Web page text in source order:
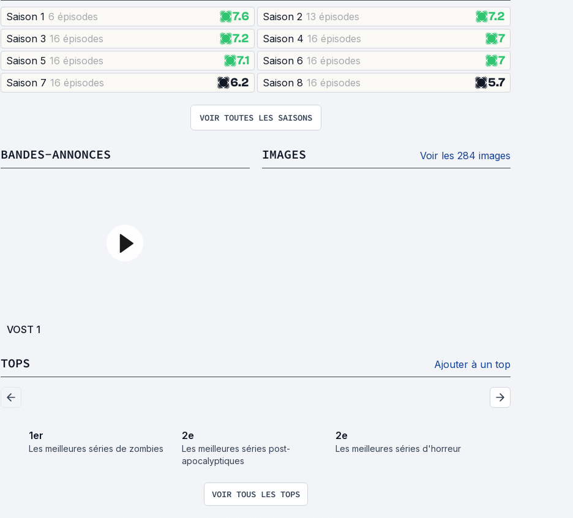
Saison 1 6 épisodes 7.6 Saison 2 13 épisodes 7.2
Saison 3 16 épisodes 7.2 Saison 4 16 épisodes 7
Saison 5 16 épisodes 7.1 Saison 6 16 épisodes 7
Saison 7 16 épisodes 6.2 Saison 8 16 épisodes 5.7
VOIR TOUTES LES SAISONS
BANDES-ANNONCES
VOST 1
IMAGES Voir les 284 images
TOPS Ajouter à un top
1er
Les meilleures séries de zombies
2e
Les meilleures séries post-
apocalyptiques
2e
Les meilleures séries d'horreur
VOIR TOUS LES TOPS